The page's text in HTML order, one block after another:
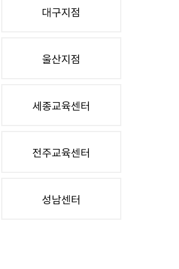
대구지점
울산지점
세종교육센터
전주교육센터
성남센터